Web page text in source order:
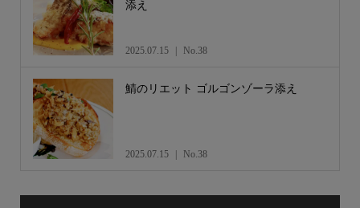
添え
2025.07.15 No.38
鯖のリエット ゴルゴンゾーラ添え
2025.07.15 No.38